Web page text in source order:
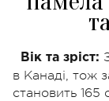
Вік та зріст:
в Канаді, тож
становить 165